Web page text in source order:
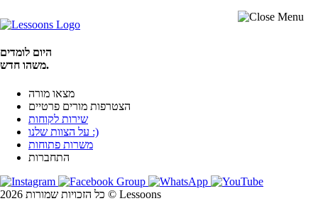
היום לומדים
משהו חדש.
מצאו מורה
הצטרפות מורים פרטיים
שירות לקוחות
על הצוות שלנו :)
משרות פתוחות
התחברות
כל הזכויות שמורות 2026 © Lessoons